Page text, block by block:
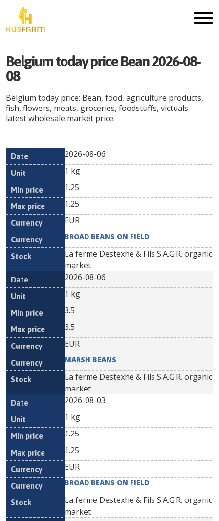
Belgium today price Bean 2026-08-
08
Belgium today price: Bean, food, agriculture products,
fish, flowers, meats, groceries, foodstuffs, victuals -
latest wholesale market price.
Date Unit
Min
Currency
2026-08-06
1 kg
1.25
1.25
EUR
BROAD BEANS ON FIELD
La ferme Destexhe & Fils S.A.G.R. organic
market
2026-08-06
1 kg
3.5
3.5
EUR
MARSH BEANS
La ferme Destexhe & Fils S.A.G.R. organic
market
2026-08-03
1 kg
1.25
1.25
EUR
BROAD BEANS ON FIELD
La ferme Destexhe & Fils S.A.G.R. organic
market